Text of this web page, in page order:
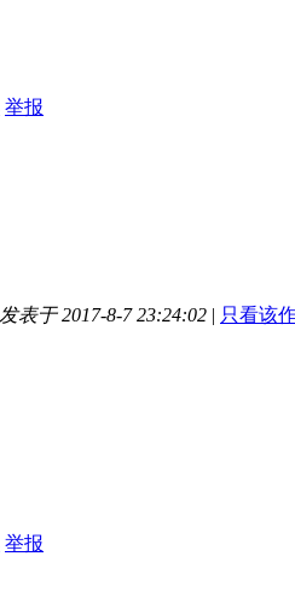
举报
发表于 2017-8-7 23:24:02 | 只看该
举报